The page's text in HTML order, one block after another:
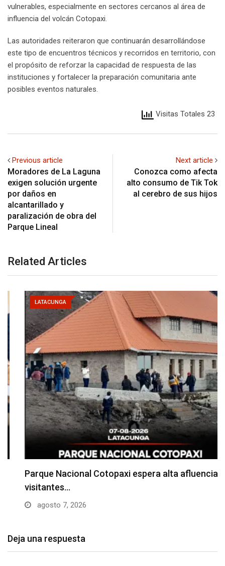
vulnerables, especialmente en sectores cercanos al área de
influencia del volcán Cotopaxi.
Las autoridades reiteraron que continuarán desarrollándose
este tipo de encuentros técnicos y recorridos en territorio, con
el propósito de reforzar la capacidad de respuesta de las
instituciones y fortalecer la preparación comunitaria ante
posibles eventos naturales.
Visitas Totales 23
Previous article
Moradores de La Laguna
exigen solución urgente
por daños en
alcantarillado y
paralización de obra del
Parque Lineal
Next article
Conozca como afecta
alto consumo de Tik Tok
al cerebro de sus hijos
Related Articles
LATACUNGA
Parque Nacional Cotopaxi espera alta afluencia de
visitantes…
agosto 7, 2026
Deja una respuesta